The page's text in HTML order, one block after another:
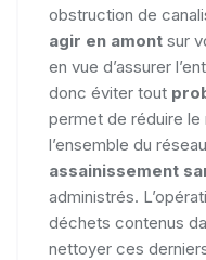
obstruction de
agir en amont sur
en vue d’assurer
donc éviter tout
permet de réduire le
l’ensemble du
assainissement
administrés.
déchets contenus
nettoyer ces